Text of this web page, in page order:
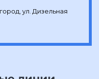
ул. Дизельная